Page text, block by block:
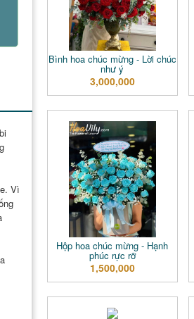
Vì
Bình hoa chúc mừng - Lời chúc
như ý
3,000,000
Hộp hoa chúc mừng - Hạnh
phúc rực rỡ
1,500,000